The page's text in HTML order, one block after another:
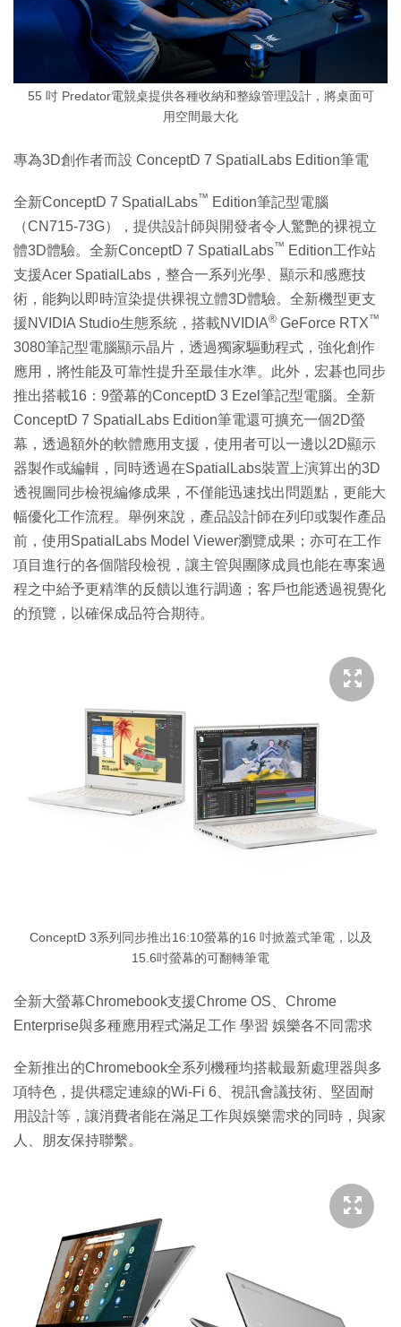
55 吋 Predator電競桌提供各種收納和整線管理設計，將桌面可
用空間最大化
專為3D創作者而設 ConceptD 7 SpatialLabs Edition筆電
全新ConceptD 7 SpatialLabs™ Edition筆記型電腦
（CN715-73G），提供設計師與開發者令人驚艷的裸視立
體3D體驗。全新ConceptD 7 SpatialLabs™ Edition工作站
支援Acer SpatialLabs，整合一系列光學、顯示和感應技
術，能夠以即時渲染提供裸視立體3D體驗。全新機型更支
援NVIDIA Studio生態系統，搭載NVIDIA® GeForce RTX™
3080筆記型電腦顯示晶片，透過獨家驅動程式，強化創作
應用，將性能及可靠性提升至最佳水準。此外，宏碁也同步
推出搭載16：9螢幕的ConceptD 3 Ezel筆記型電腦。全新
ConceptD 7 SpatialLabs Edition筆電還可擴充一個2D螢
幕，透過額外的軟體應用支援，使用者可以一邊以2D顯示
器製作或編輯，同時透過在SpatialLabs裝置上演算出的3D
透視圖同步檢視編修成果，不僅能迅速找出問題點，更能大
幅優化工作流程。舉例來說，產品設計師在列印或製作產品
前，使用SpatialLabs Model Viewer瀏覽成果；亦可在工作
項目進行的各個階段檢視，讓主管與團隊成員也能在專案過
程之中給予更精準的反饋以進行調適；客戶也能透過視覺化
的預覽，以確保成品符合期待。
ConceptD 3系列同步推出16:10螢幕的16 吋掀蓋式筆電，以及
15.6吋螢幕的可翻轉筆電
全新大螢幕Chromebook支援Chrome OS、Chrome
Enterprise與多種應用程式滿足工作 學習 娛樂各不同需求
全新推出的Chromebook全系列機種均搭載最新處理器與多
項特色，提供穩定連線的Wi-Fi 6、視訊會議技術、堅固耐
用設計等，讓消費者能在滿足工作與娛樂需求的同時，與家
人、朋友保持聯繫。